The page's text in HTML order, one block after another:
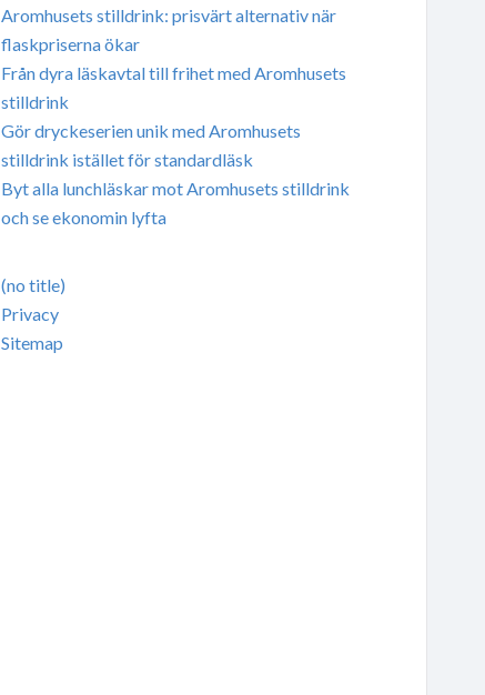
Aromhusets stilldrink: prisvärt alternativ när
flaskpriserna ökar
Från dyra läskavtal till frihet med Aromhusets
stilldrink
Gör dryckeserien unik med Aromhusets
stilldrink istället för standardläsk
Byt alla lunchläskar mot Aromhusets stilldrink
och se ekonomin lyfta
(no title)
Privacy
Sitemap